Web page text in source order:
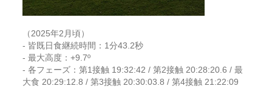
（2025年2月頃）
- 皆既日食継続時間：1分43.2秒
- 最大高度：+9.7º
- 各フェーズ：第1接触 19:32:42 / 第2接触 20:28:20.6 / 最
大食 20:29:12.8 / 第3接触 20:30:03.8 / 第4接触 21:22:09